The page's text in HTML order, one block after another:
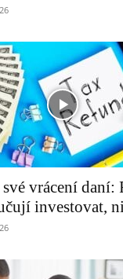
vrácení daní:
investovat,